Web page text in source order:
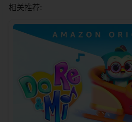
相关推荐: